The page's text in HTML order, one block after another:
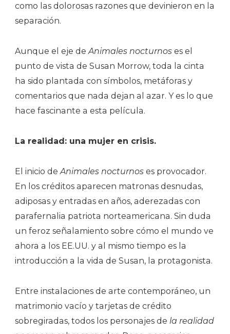
como las dolorosas razones que devinieron en la
separación.
Aunque el eje deAnimales nocturnos es el
punto de vista de Susan Morrow, toda la cinta
ha sido plantada con símbolos, metáforas y
comentarios que nada dejan al azar. Y es lo que
hace fascinante a esta película.
La realidad: una mujer en crisis.
El inicio deAnimales nocturnos es provocador.
En los créditos aparecen matronas desnudas,
adiposas y entradas en años, aderezadas con
parafernalia patriota norteamericana. Sin duda
un feroz señalamiento sobre cómo el mundo ve
ahora a los EE.UU. y al mismo tiempo es la
introducción a la vida de Susan, la protagonista.
Entre instalaciones de arte contemporáneo, un
matrimonio vacío y tarjetas de crédito
sobregiradas, todos los personajes de la realidad